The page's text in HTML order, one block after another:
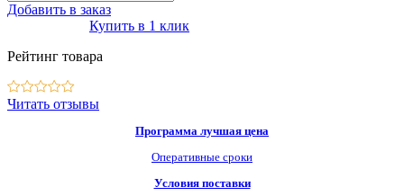
Добавить в заказ
Купить в 1 клик
Рейтинг товара
Читать отзывы
Программа лучшая цена
Оперативные сроки
Условия поставки